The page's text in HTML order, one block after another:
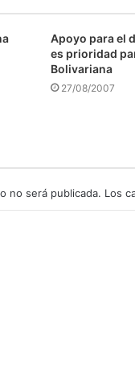
Apoyo para el
es prioridad
Bolivariana
27/08/2007
no será publicada. Los